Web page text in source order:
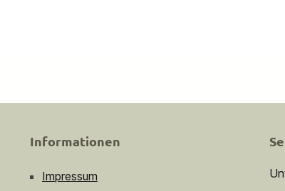
Informationen
Impressum